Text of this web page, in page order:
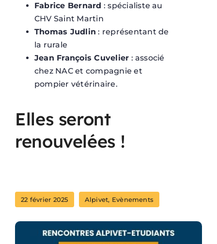
Fabrice Bernard : spécialiste au
CHV Saint Martin
Thomas Judlin : représentant de
la rurale
Jean François Cuvelier : associé
chez NAC et compagnie et
pompier vétérinaire.
Elles seront
renouvelées !
22 février 2025 Alpivet, Evènements